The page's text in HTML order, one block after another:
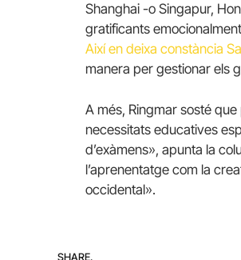
Shanghai -o Singapur,
gratificants
Així en deixa constància
manera per gestionar els
A més, Ringmar sosté
necessitats educatives
d’exàmens», apunta la
l’aprenentatge com la
occidental».
SHARE.